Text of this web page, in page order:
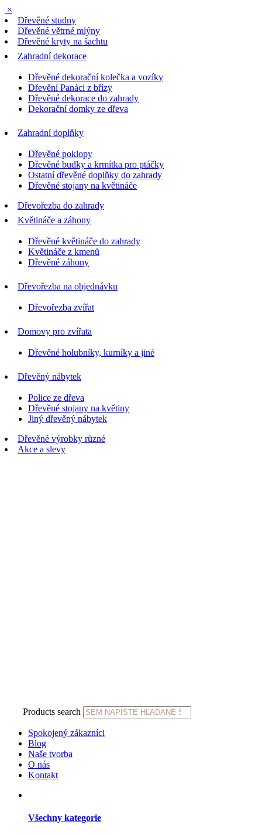
×
Dřevěné studny
Dřevěné větrné mlýny
Dřevěné kryty na šachtu
Zahradní dekorace
Dřevěné dekorační kolečka a vozíky
Dřevění Panáci z břízy
Dřevěné dekorace do zahrady
Dekorační domky ze dřeva
Zahradní doplňky
Dřevěné poklopy
Dřevěné budky a krmítka pro ptáčky
Ostatní dřevěné doplňky do zahrady
Dřevěné stojany na květináče
Dřevořezba do zahrady
Květináče a záhony
Dřevěné květináče do zahrady
Květináče z kmenů
Dřevěné záhony
Dřevořezba na objednávku
Dřevořezba zvířat
Domovy pro zvířata
Dřevěné holubníky, kurníky a jiné
Dřevěný nábytek
Police ze dřeva
Dřevěné stojany na květiny
Jiný dřevěný nábytek
Dřevěné výrobky různé
Akce a slevy
Products search
Spokojený zákazníci
Blog
Naše tvorba
O nás
Kontakt
Všechny kategorie